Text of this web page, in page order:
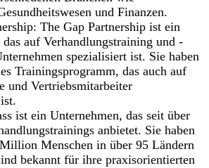
und Finanzen.
The Gap Partnership ist ein
auf Verhandlungstraining und -
spezialisiert ist. Sie haben
Trainingsprogramm, das auch auf
und Vertriebsmitarbeiter
ist ein Unternehmen, das seit über
anbietet. Sie haben
Menschen in über 95 Ländern
bekannt für ihre praxisorientierten